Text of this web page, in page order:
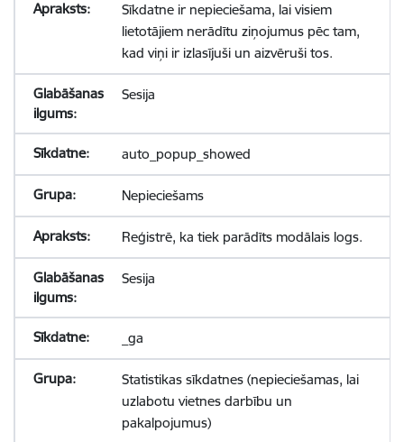
Sīkdatne ir nepieciešama, lai visiem
lietotājiem nerādītu ziņojumus pēc tam,
kad viņi ir izlasījuši un aizvēruši tos.
Sesija
auto_popup_showed
Nepieciešams
Reģistrē, ka tiek parādīts modālais logs.
Sesija
_ga
Statistikas sīkdatnes (nepieciešamas, lai
uzlabotu vietnes darbību un
pakalpojumus)